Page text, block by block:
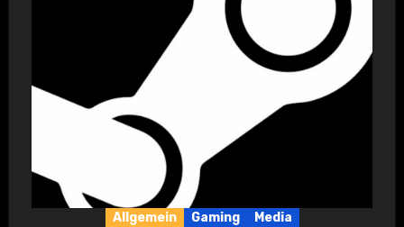
Allgemein Gaming Media